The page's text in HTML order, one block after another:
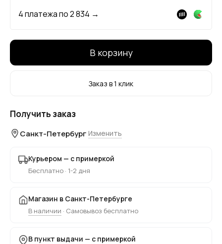
4 платежа по2 834 →
В корзину
Заказ в 1 клик
Получить заказ
Санкт-Петербург Изменить
Курьером — с примеркой
Бесплатно · 1-2 дня
Магазин в Санкт-Петербурге
В наличии · Самовывоз бесплатно
В пункт выдачи — с примеркой